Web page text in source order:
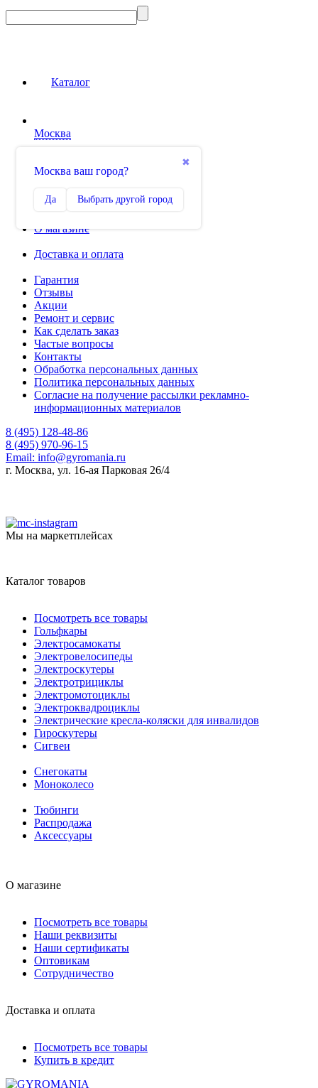
Каталог
Москва
✖
Москва ваш город?
Да Выбрать другой город
0
Избранное
О магазине
Доставка и оплата
Гарантия
Отзывы
Акции
Ремонт и сервис
Как сделать заказ
Частые вопросы
Контакты
Обработка персональных данных
Политика персональных данных
Согласие на получение рассылки рекламно-
информационных материалов
8 (495) 128-48-86
8 (495) 970-96-15
Email: info@gyromania.ru
г. Москва, ул. 16-ая Парковая 26/4
Мы на маркетплейсах
Каталог товаров
Посмотреть все товары
Гольфкары
Электросамокаты
Электровелосипеды
Электроскутеры
Электротрициклы
Электромотоциклы
Электроквадроциклы
Электрические кресла-коляски для инвалидов
Гироскутеры
Сигвеи
Снегокаты
Моноколесо
Тюбинги
Распродажа
Аксессуары
О магазине
Посмотреть все товары
Наши реквизиты
Наши сертификаты
Оптовикам
Сотрудничество
Доставка и оплата
Посмотреть все товары
Купить в кредит